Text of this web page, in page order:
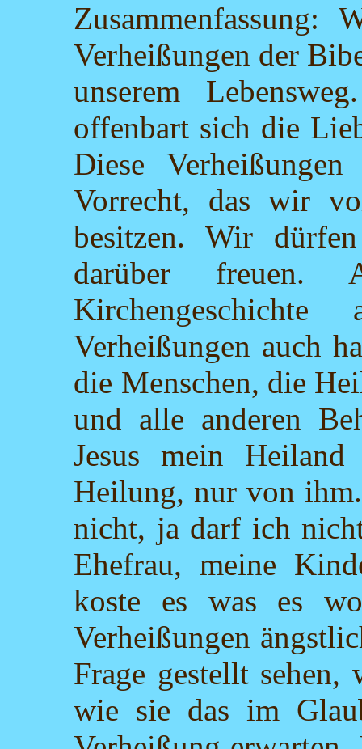
Zusammenfassung:
Verheißungen der
unserem
offenbart sich die
Diese
Vorrecht, das wir
besitzen. Wir
darüber
Verheißungen auch
die Menschen, die
und alle anderen
Jesus mein
Heilung, nur von
nicht, ja darf ich
Ehefrau, meine
koste es was es
Verheißungen
Frage gestellt
wie sie das im